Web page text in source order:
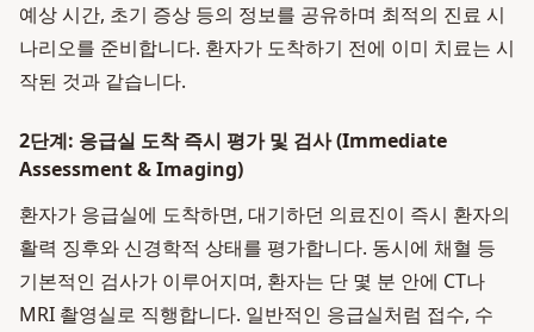
예상 시간, 초기 증상 등의 정보를 공유하며 최적의 진료 시
나리오를 준비합니다. 환자가 도착하기 전에 이미 치료는 시
작된 것과 같습니다.
2단계: 응급실 도착 즉시 평가 및 검사 (Immediate
Assessment & Imaging)
환자가 응급실에 도착하면, 대기하던 의료진이 즉시 환자의
활력 징후와 신경학적 상태를 평가합니다. 동시에 채혈 등
기본적인 검사가 이루어지며, 환자는 단 몇 분 안에 CT나
MRI 촬영실로 직행합니다. 일반적인 응급실처럼 접수, 수